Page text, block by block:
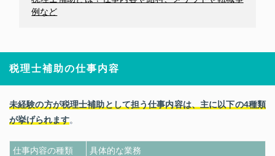
例など
税理士補助の仕事内容
未経験の方が税理士補助として担う仕事内容は、主に以下の4種類
が挙げられます。
仕事内容の種類
具体的な業務